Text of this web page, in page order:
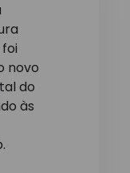
novo
do
às